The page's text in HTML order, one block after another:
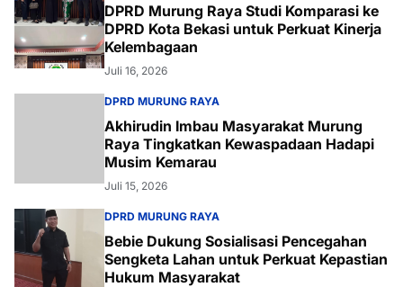
DPRD Murung Raya Studi Komparasi ke
DPRD Kota Bekasi untuk Perkuat Kinerja
Kelembagaan
Juli 16, 2026
DPRD MURUNG RAYA
Akhirudin Imbau Masyarakat Murung
Raya Tingkatkan Kewaspadaan Hadapi
Musim Kemarau
Juli 15, 2026
DPRD MURUNG RAYA
Bebie Dukung Sosialisasi Pencegahan
Sengketa Lahan untuk Perkuat Kepastian
Hukum Masyarakat